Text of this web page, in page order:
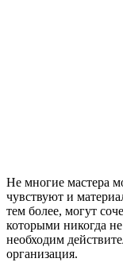
Не многие мастера
чувствуют и
тем более, могут
которыми никогда
необходим
организация.